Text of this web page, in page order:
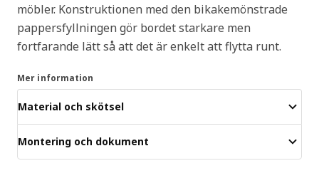
möbler. Konstruktionen med den bikakemönstrade
pappersfyllningen gör bordet starkare men
fortfarande lätt så att det är enkelt att flytta runt.
Mer information
Material och skötsel
Montering och dokument